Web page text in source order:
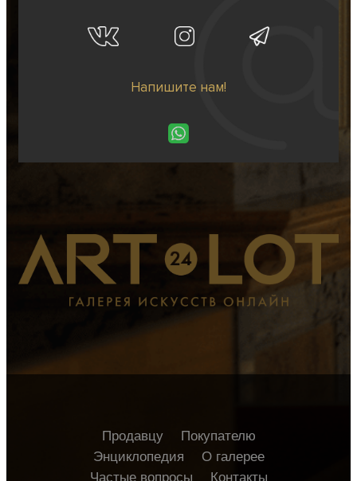
Напишите нам!
Продавцу
Покупателю
Энциклопедия
О галерее
Частые вопросы
Контакты